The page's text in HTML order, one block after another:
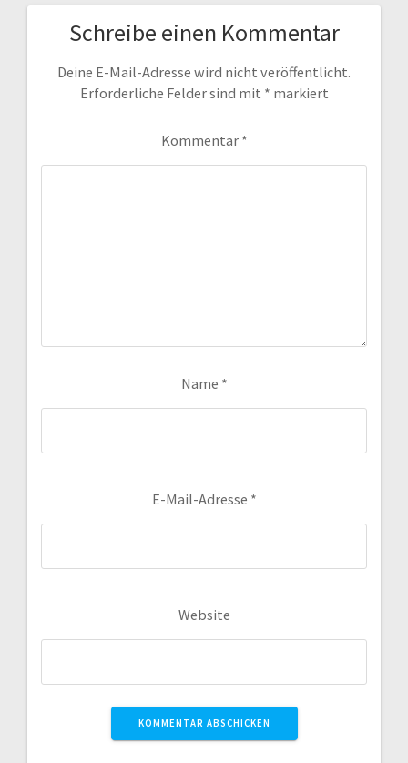
Schreibe einen Kommentar
Deine E-Mail-Adresse wird nicht veröffentlicht.
Erforderliche Felder sind mit * markiert
Kommentar *
Name *
E-Mail-Adresse *
Website